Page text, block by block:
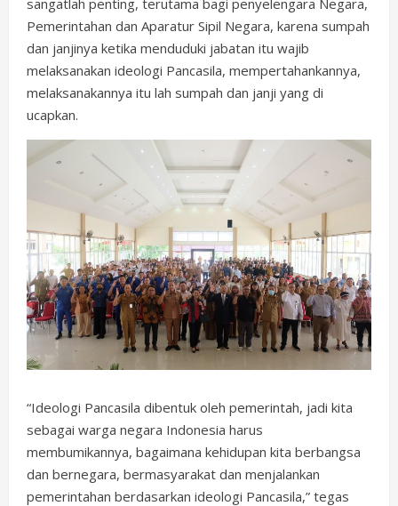
Pemerintahan dan Aparatur Sipil Negara, karena sumpah
dan janjinya ketika menduduki jabatan itu wajib
melaksanakan ideologi Pancasila, mempertahankannya,
melaksanakannya itu lah sumpah dan janji yang di
ucapkan.
“Ideologi Pancasila dibentuk oleh pemerintah, jadi kita
sebagai warga negara Indonesia harus
membumikannya, bagaimana kehidupan kita berbangsa
dan bernegara, bermasyarakat dan menjalankan
pemerintahan berdasarkan ideologi Pancasila,” tegas